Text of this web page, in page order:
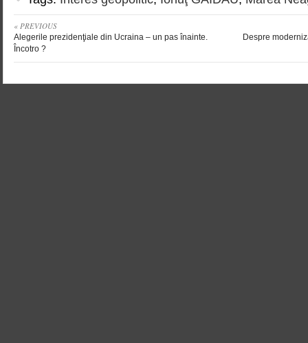
« PREVIOUS
Alegerile prezidenţiale din Ucraina – un pas înainte.
Încotro ?
Despre